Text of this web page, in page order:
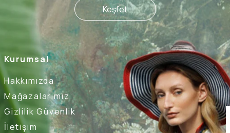
Kurumsal
Hakkımızda
Mağazalarımız
Gizlilik Güvenlik
İletişim
Keşfet